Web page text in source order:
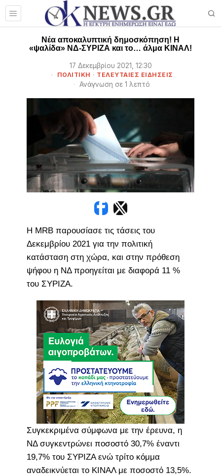
Νέα αποκαλυπτική δημοσκόπηση! Η
«ψαλίδα» ΝΔ-ΣΥΡΙΖΑ και το… άλμα ΚΙΝΑΛ!
17 Δεκεμβρίου 2021, 12:30
ΠΟΛΙΤΙΚΗ · ΤΕΛΕΥΤΑΙΕΣ ΕΙΔΗΣΕΙΣ
Ανάγνωση σε 1 λεπτό
Η MRB παρουσίασε τις τάσεις του
Δεκεμβρίου 2021 για την πολιτική
κατάσταση στη χώρα, και στην πρόθεση
ψήφου η ΝΔ προηγείται με διαφορά 11 %
του ΣΥΡΙΖΑ.
Συγκεκριμένα σύμφωνα με την έρευνα, η
ΝΔ συγκεντρώνει ποσοστό 30,7% έναντι
19,7% του ΣΥΡΙΖΑ ενώ τρίτο κόμμα
αναδεικνύεται το ΚΙΝΑΛ με ποσοστό 13,5%.